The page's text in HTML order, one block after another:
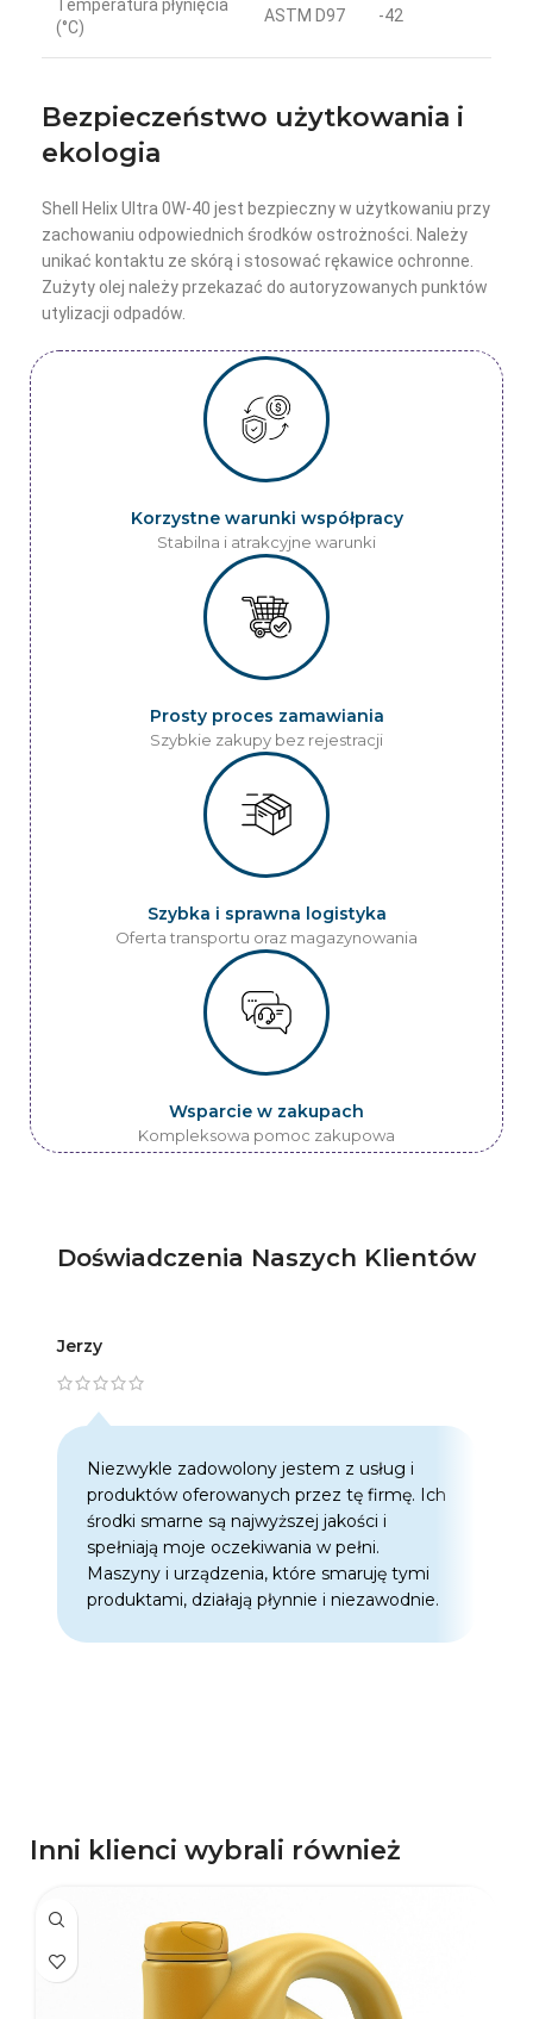
Temperatura płynięcia
(°C)
ASTM D97 -42
Bezpieczeństwo użytkowania i
ekologia
Shell Helix Ultra 0W-40 jest bezpieczny w użytkowaniu przy
zachowaniu odpowiednich środków ostrożności. Należy
unikać kontaktu ze skórą i stosować rękawice ochronne.
Zużyty olej należy przekazać do autoryzowanych punktów
utylizacji odpadów.
Korzystne warunki współpracy
Stabilna i atrakcyjne warunki
Prosty proces zamawiania
Szybkie zakupy bez rejestracji
Szybka i sprawna logistyka
Oferta transportu oraz magazynowania
Wsparcie w zakupach
Kompleksowa pomoc zakupowa
Doświadczenia Naszych Klientów
Jerzy
Niezwykle zadowolony jestem z usług i
produktów oferowanych przez tę firmę. Ich
środki smarne są najwyższej jakości i
spełniają moje oczekiwania w pełni.
Maszyny i urządzenia, które smaruję tymi
produktami, działają płynnie i niezawodnie.
Inni klienci wybrali również